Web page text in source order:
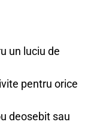
un luciu de
pentru orice
deosebit sau